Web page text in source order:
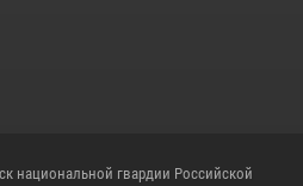
национальной гвардии Российской